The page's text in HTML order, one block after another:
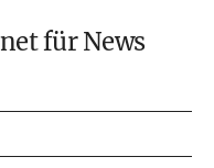
für News